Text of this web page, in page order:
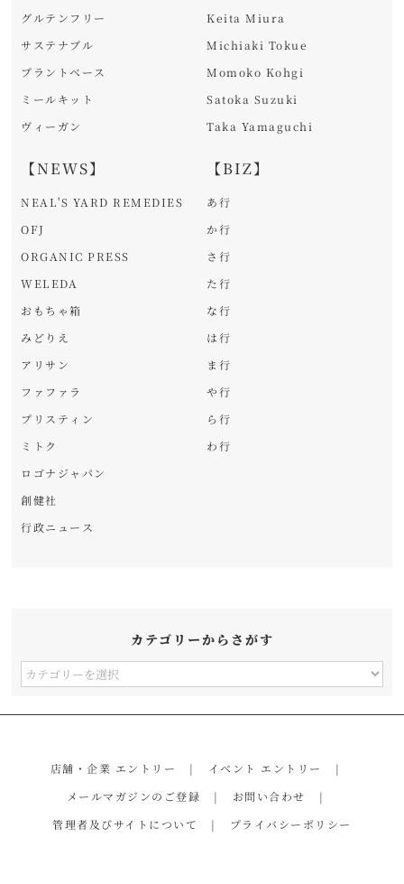
グルテンフリー
サステナブル
プラントベース
ミールキット
ヴィーガン
【NEWS】
NEAL'S YARD REMEDIES
OFJ
ORGANIC PRESS
WELEDA
おもちゃ箱
みどりえ
アリサン
ファファラ
プリスティン
ミトク
ロゴナジャパン
創健社
行政ニュース
Keita Miura
Michiaki Tokue
Momoko Kohgi
Satoka Suzuki
Taka Yamaguchi
【BIZ】
あ行
か行
さ行
た行
な行
は行
ま行
や行
ら行
わ行
カテゴリーからさがす
カ
店舗・企業 エントリー
イベント エントリー
メールマガジンのご登録
お問い合わせ
管理者及びサイトについて
プライバシーポリシー